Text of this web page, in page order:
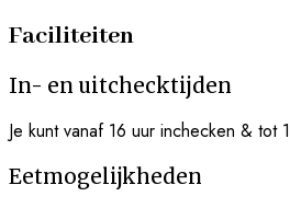
Faciliteiten
In- en uitchecktijden
Je kunt vanaf 16 uur inchecken & tot
Eetmogelijkheden